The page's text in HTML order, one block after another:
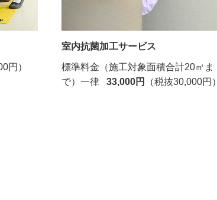
円）
室内抗菌加工サービス
標準料金（施工対象面積合計20㎡ま
で）一律
33,000円 （税抜30,000円）